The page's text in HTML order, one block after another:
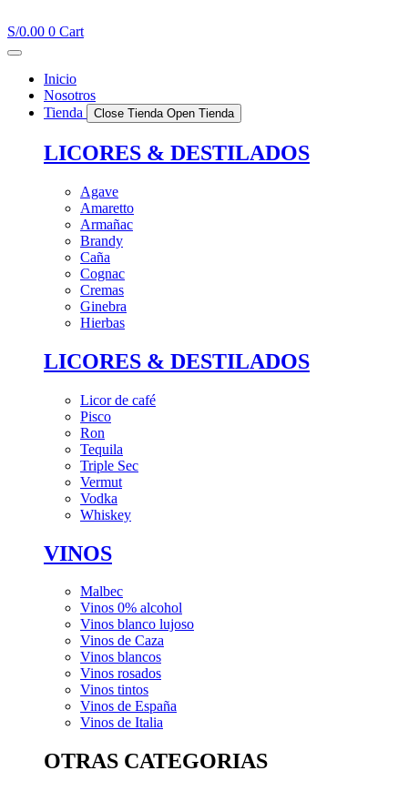
al
contenido
S/0.00 0 Cart
Inicio
Nosotros
Tienda
Close Tienda Open Tienda
LICORES & DESTILADOS
Agave
Amaretto
Armañac
Brandy
Caña
Cognac
Cremas
Ginebra
Hierbas
LICORES & DESTILADOS
Licor de café
Pisco
Ron
Tequila
Triple Sec
Vermut
Vodka
Whiskey
VINOS
Malbec
Vinos 0% alcohol
Vinos blanco lujoso
Vinos de Caza
Vinos blancos
Vinos rosados
Vinos tintos
Vinos de España
Vinos de Italia
OTRAS CATEGORIAS